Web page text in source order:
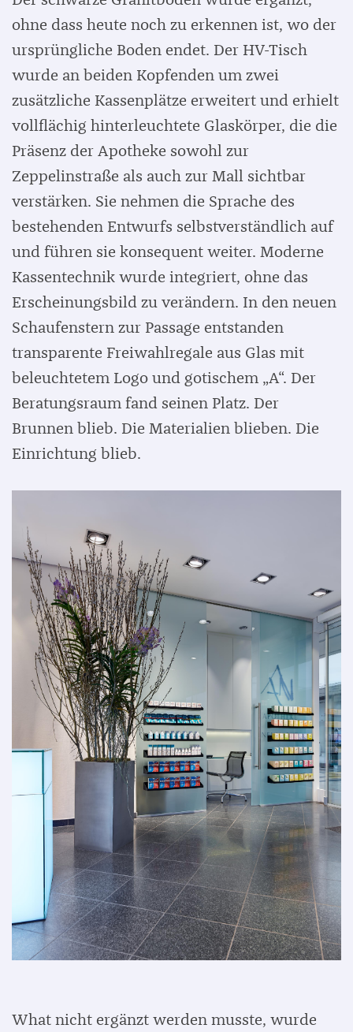
ohne dass heute noch zu erkennen ist, wo der
ursprüngliche Boden endet. Der HV-Tisch
wurde an beiden Kopfenden um zwei
zusätzliche Kassenplätze erweitert und erhielt
vollflächig hinterleuchtete Glaskörper, die die
Präsenz der Apotheke sowohl zur
Zeppelinstraße als auch zur Mall sichtbar
verstärken. Sie nehmen die Sprache des
bestehenden Entwurfs selbstverständlich auf
und führen sie konsequent weiter. Moderne
Kassentechnik wurde integriert, ohne das
Erscheinungsbild zu verändern. In den neuen
Schaufenstern zur Passage entstanden
transparente Freiwahlregale aus Glas mit
beleuchtetem Logo und gotischem „A“. Der
Beratungsraum fand seinen Platz. Der
Brunnen blieb. Die Materialien blieben. Die
Einrichtung blieb.
What nicht ergänzt werden musste, wurde